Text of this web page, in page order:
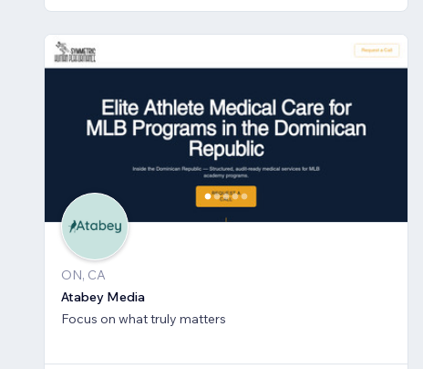
ON, CA
Atabey Media
Focus on what truly matters